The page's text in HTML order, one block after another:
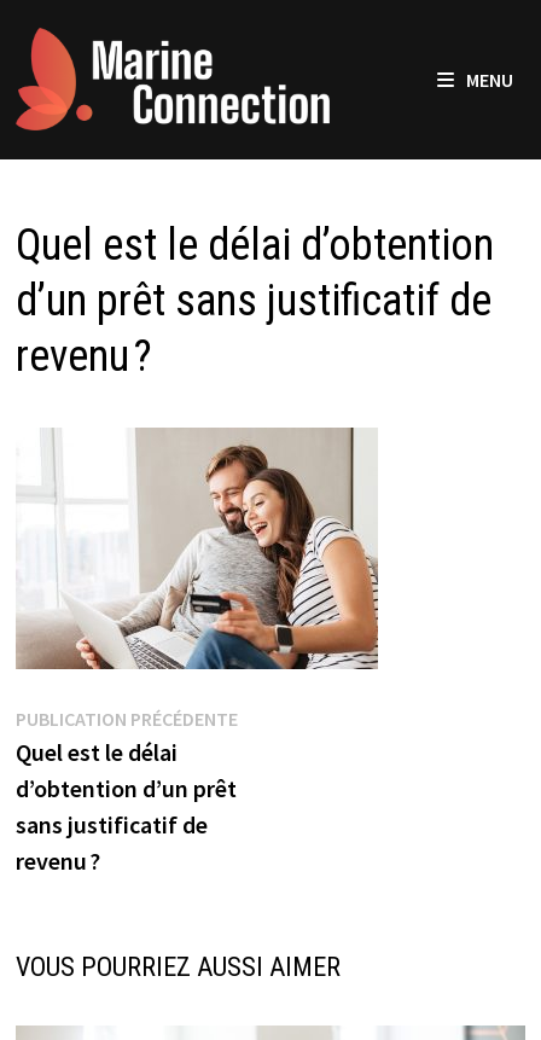
contenu
MENU
Quel est le délai d’obtention
d’un prêt sans justificatif de
revenu ?
Navigation
de
l’article
PUBLICATION PRÉCÉDENTEPublication
Quel est le délai
d’obtention d’un prêt
sans justificatif de
revenu ?
VOUS POURRIEZ AUSSI AIMER